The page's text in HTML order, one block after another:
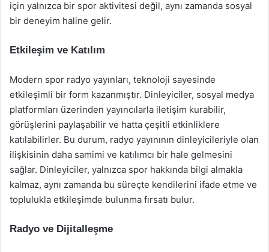
için yalnızca bir spor aktivitesi değil, aynı zamanda sosyal
bir deneyim haline gelir.
Etkileşim ve Katılım
Modern spor radyo yayınları, teknoloji sayesinde
etkileşimli bir form kazanmıştır. Dinleyiciler, sosyal medya
platformları üzerinden yayıncılarla iletişim kurabilir,
görüşlerini paylaşabilir ve hatta çeşitli etkinliklere
katılabilirler. Bu durum, radyo yayınının dinleyicileriyle olan
ilişkisinin daha samimi ve katılımcı bir hale gelmesini
sağlar. Dinleyiciler, yalnızca spor hakkında bilgi almakla
kalmaz, aynı zamanda bu süreçte kendilerini ifade etme ve
toplulukla etkileşimde bulunma fırsatı bulur.
Radyo ve Dijitalleşme